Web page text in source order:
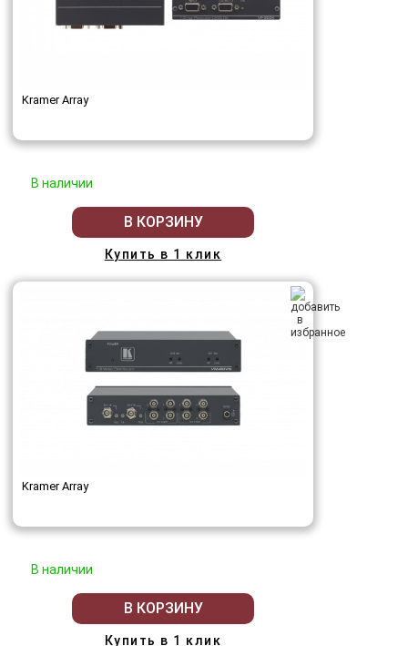
Kramer Array
В наличии
В КОРЗИНУ
Купить в 1 клик
Kramer Array
В наличии
В КОРЗИНУ
Купить в 1 клик